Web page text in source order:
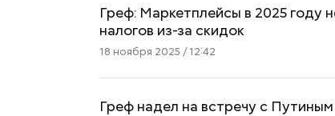
Греф: Маркетплейсы в 2025 году
налогов из-за скидок
18 ноября 2025 / 12:42
Греф надел на встречу с